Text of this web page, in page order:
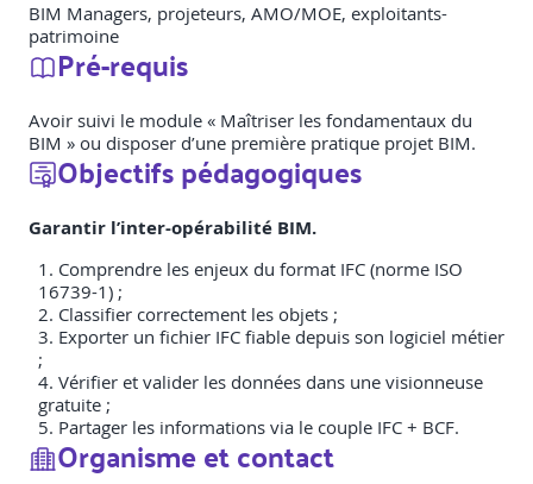
BIM Managers, projeteurs, AMO/MOE, exploitants-
patrimoine
Pré-requis
Avoir suivi le module « Maîtriser les fondamentaux du
BIM » ou disposer d’une première pratique projet BIM.
Objectifs pédagogiques
Garantir l’inter-opérabilité BIM.
Comprendre les enjeux du format IFC (norme ISO
16739-1) ;
Classifier correctement les objets ;
Exporter un fichier IFC fiable depuis son logiciel métier
;
Vérifier et valider les données dans une visionneuse
gratuite ;
Partager les informations via le couple IFC + BCF.
Organisme et contact